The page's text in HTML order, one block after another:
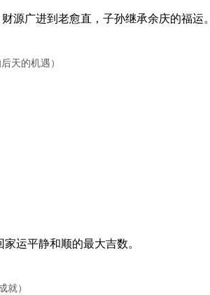
广进到老愈直，子孙继承余庆的福运。
天的机遇）
运平静和顺的最大吉数。
就）